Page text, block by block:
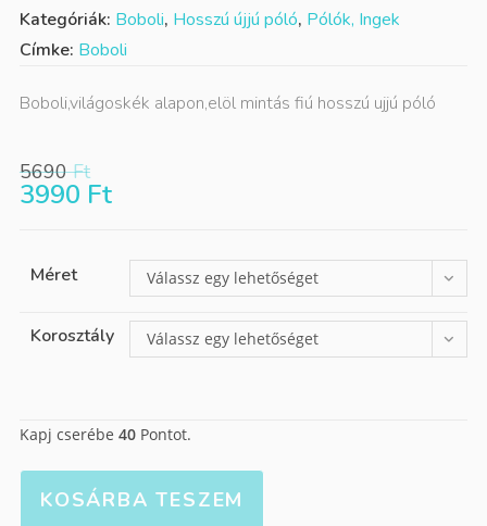
Kategóriák: Boboli, Hosszú újjú póló, Pólók, Ingek
Címke: Boboli
Boboli,világoskék alapon,elöl mintás fiú hosszú ujjú póló
5690Ft
3990 Ft
Méret Válassz egy lehetőséget
Korosztály Válassz egy lehetőséget
Kapj cserébe 40Pontot.
KOSÁRBA TESZEM